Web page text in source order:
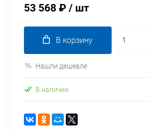
53 568 ₽ / шт
В корзину
Нашли дешевле
В наличии